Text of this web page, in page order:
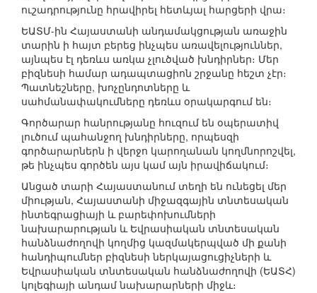
ուշադրությունը հրավիրել հետևյալ հարցերի վրա։
ԵԱՏՄ-ին Հայաստանի անդամակցության առաջին
տարին ի հայտ բերեց ինչպես առավելություններ,
այնպես էլ դեռևս առկա չլուծված խնդիրներ։ Մեր
բիզնեսի համար ադապտացիոն շրջանը հեշտ չէր։
Պատնեշները, խոչընդոտները և
սահմանափակումները դեռևս օրակարգում են։
Գործարար հանրությանը հուզում են օպերատիվ
լուծում պահանջող խնդիրները, որպեսզի
գործարարներն ի վերջո կարողանան կողմնորոշվել,
թե ինչպես գործեն այս կամ այն իրավիճակում։
Անցած տարի Հայաստանում տեղի են ունեցել մեր
միության, Հայաստանի միջազգային տնտեսական
ինտեգրացիայի և բարեփոխումների
նախարարության և Եվրասիական տնտեսական
հանձնաժողովի կողմից կազմակերպված մի քանի
հանդիպումներ բիզնեսի ներկայացուցիչների և
Եվրասիական տնտեսական հանձնաժողովի (ԵԱՏՀ)
կոլեգիայի անդամ նախարարների միջև։